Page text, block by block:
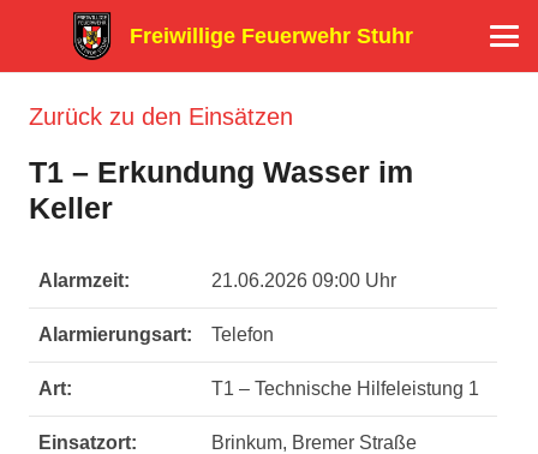
Freiwillige Feuerwehr Stuhr
Zurück zu den Einsätzen
T1 – Erkundung Wasser im
Keller
Alarmzeit: 21.06.2026 09:00 Uhr
Alarmierungsart: Telefon
Art: T1 – Technische Hilfeleistung 1
Einsatzort: Brinkum, Bremer Straße